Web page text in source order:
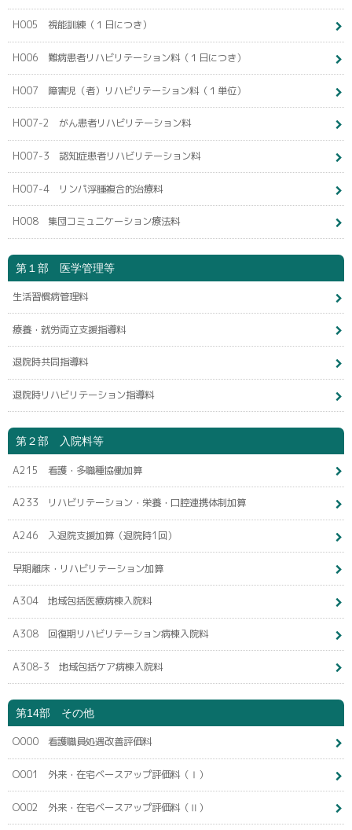
H005 視能訓練（１日につき）
H006 難病患者リハビリテーション料（１日につき）
H007 障害児（者）リハビリテーション料（１単位）
H007-2 がん患者リハビリテーション料
H007-3 認知症患者リハビリテーション料
H007-4 リンパ浮腫複合的治療料
H008 集団コミュニケーション療法料
第１部 医学管理等
生活習慣病管理料
療養・就労両立支援指導料
退院時共同指導料
退院時リハビリテーション指導料
第２部 入院料等
A215 看護・多職種協働加算
A233 リハビリテーション・栄養・口腔連携体制加算
A246 入退院支援加算（退院時1回）
早期離床・リハビリテーション加算
A304 地域包括医療病棟入院料
A308 回復期リハビリテーション病棟入院料
A308-3 地域包括ケア病棟入院料
第14部 その他
O000 看護職員処遇改善評価料
O001 外来・在宅ベースアップ評価料（Ⅰ）
O002 外来・在宅ベースアップ評価料（Ⅱ）